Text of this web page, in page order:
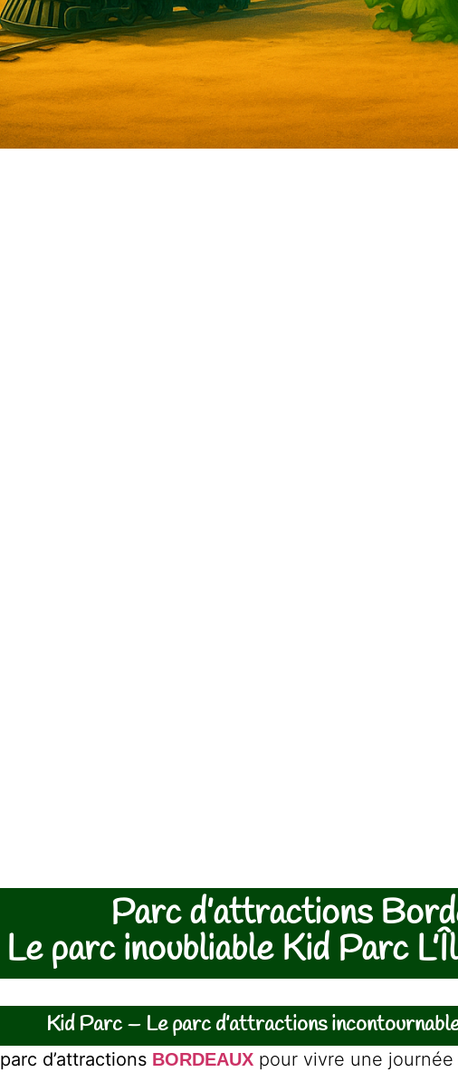
Parc d’attractions
Le parc inoubliable Kid Parc
Kid Parc – Le parc d’attractions
parc d’attractions BORDEAUX pour vivre une